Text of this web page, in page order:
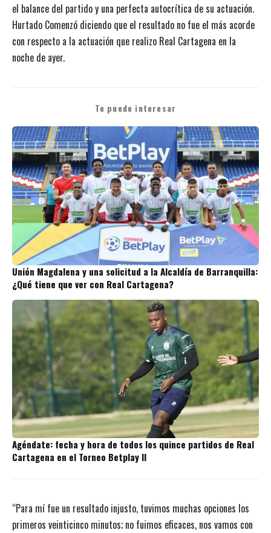
el balance del partido y una perfecta autocrítica de su actuación.
Hurtado Comenzó diciendo que el resultado no fue el más acorde
con respecto a la actuación que realizo Real Cartagena en la
noche de ayer.
Te puede interesar
Unión Magdalena y una solicitud a la Alcaldía de Barranquilla:
¿Qué tiene que ver con Real Cartagena?
Agéndate: fecha y hora de todos los quince partidos de Real
Cartagena en el Torneo Betplay II
“Para mí fue un resultado injusto, tuvimos muchas opciones los
primeros veinticinco minutos; no fuimos eficaces, nos vamos con